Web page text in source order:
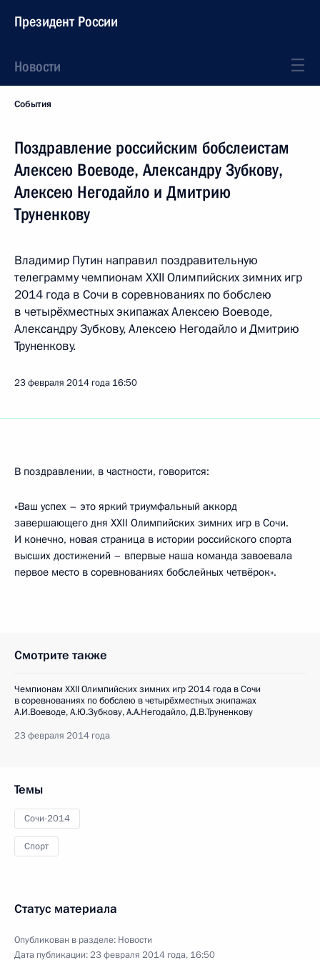
Президент России
Новости
События
Поздравление российским бобслеистам
Алексею Воеводе, Александру Зубкову,
Алексею Негодайло и Дмитрию
Труненкову
Владимир Путин направил поздравительную
телеграмму чемпионам XXII Олимпийских зимних игр
2014 года в Сочи в соревнованиях по бобслею
в четырёхместных экипажах Алексею Воеводе,
Александру Зубкову, Алексею Негодайло и Дмитрию
Труненкову.
23 февраля 2014 года 16:50
В поздравлении, в частности, говорится:
«Ваш успех – это яркий триумфальный аккорд
завершающего дня XXII Олимпийских зимних игр в Сочи.
И конечно, новая страница в истории российского спорта
высших достижений – впервые наша команда завоевала
первое место в соревнованиях бобслейных четвёрок».
Смотрите также
Чемпионам XXII Олимпийских зимних игр 2014 года в Сочи
в соревнованиях по бобслею в четырёхместных экипажах
А.И.Воеводе, А.Ю.Зубкову, А.А.Негодайло, Д.В.Труненкову
23 февраля 2014 года
Темы
Сочи-2014
Спорт
Статус материала
Опубликован в разделе: Новости
Дата публикации:23 февраля 2014 года, 16:50